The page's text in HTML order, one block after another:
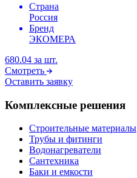
Страна
Россия
Бренд
ЭКОМЕРА
680.04 за шт.
Смотреть
Оставить заявку
Комплексные решения
Строительные материалы
Трубы и фитинги
Водонагреватели
Сантехника
Баки и емкости